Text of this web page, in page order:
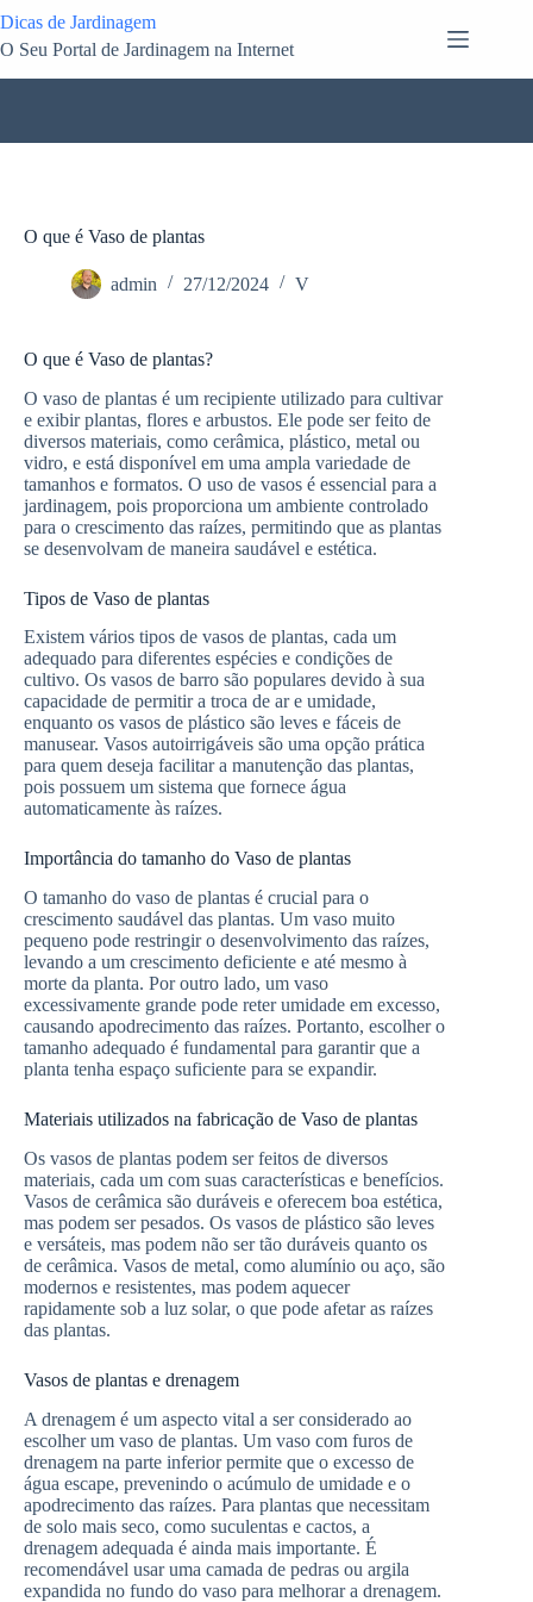
para
o
Dicas de Jardinagem
O Seu Portal de Jardinagem na Internet
O que é Vaso de plantas
admin 27/12/2024 V
O que é Vaso de plantas?
O vaso de plantas é um recipiente utilizado para cultivar
e exibir plantas, flores e arbustos. Ele pode ser feito de
diversos materiais, como cerâmica, plástico, metal ou
vidro, e está disponível em uma ampla variedade de
tamanhos e formatos. O uso de vasos é essencial para a
jardinagem, pois proporciona um ambiente controlado
para o crescimento das raízes, permitindo que as plantas
se desenvolvam de maneira saudável e estética.
Tipos de Vaso de plantas
Existem vários tipos de vasos de plantas, cada um
adequado para diferentes espécies e condições de
cultivo. Os vasos de barro são populares devido à sua
capacidade de permitir a troca de ar e umidade,
enquanto os vasos de plástico são leves e fáceis de
manusear. Vasos autoirrigáveis são uma opção prática
para quem deseja facilitar a manutenção das plantas,
pois possuem um sistema que fornece água
automaticamente às raízes.
Importância do tamanho do Vaso de plantas
O tamanho do vaso de plantas é crucial para o
crescimento saudável das plantas. Um vaso muito
pequeno pode restringir o desenvolvimento das raízes,
levando a um crescimento deficiente e até mesmo à
morte da planta. Por outro lado, um vaso
excessivamente grande pode reter umidade em excesso,
causando apodrecimento das raízes. Portanto, escolher o
tamanho adequado é fundamental para garantir que a
planta tenha espaço suficiente para se expandir.
Materiais utilizados na fabricação de Vaso de plantas
Os vasos de plantas podem ser feitos de diversos
materiais, cada um com suas características e benefícios.
Vasos de cerâmica são duráveis e oferecem boa estética,
mas podem ser pesados. Os vasos de plástico são leves
e versáteis, mas podem não ser tão duráveis quanto os
de cerâmica. Vasos de metal, como alumínio ou aço, são
modernos e resistentes, mas podem aquecer
rapidamente sob a luz solar, o que pode afetar as raízes
das plantas.
Vasos de plantas e drenagem
A drenagem é um aspecto vital a ser considerado ao
escolher um vaso de plantas. Um vaso com furos de
drenagem na parte inferior permite que o excesso de
água escape, prevenindo o acúmulo de umidade e o
apodrecimento das raízes. Para plantas que necessitam
de solo mais seco, como suculentas e cactos, a
drenagem adequada é ainda mais importante. É
recomendável usar uma camada de pedras ou argila
expandida no fundo do vaso para melhorar a drenagem.